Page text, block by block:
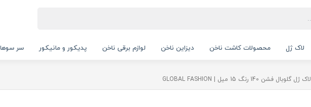
لاک ژل محصولات کاشت ناخن دیزاین ناخن لوازم برقی ناخن پدیکور و مانیکور سر
لاک ژل گلوبال فشن 140 رنگ 15 میل | GLOBAL FASHION